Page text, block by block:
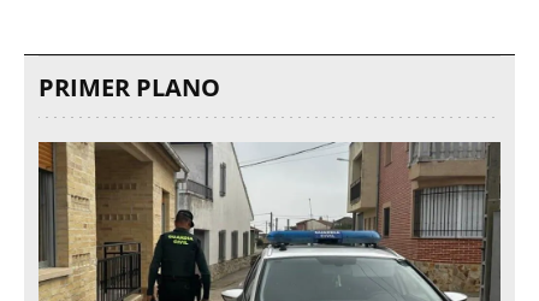
PRIMER PLANO